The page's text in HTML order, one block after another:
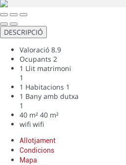
DESCRIPCIÓ
Valoració 8.9
Ocupants 2
1 Llit matrimoni
1
1 Habitacions 1
1 Bany amb dutxa
1
40 m² 40 m²
wifi wifi
Allotjament
Condicions
Mapa